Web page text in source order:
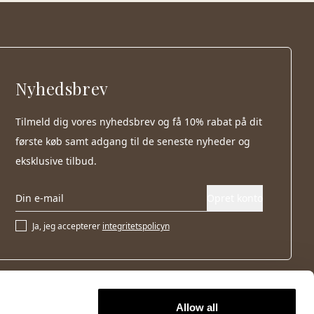
Allow all
Nyhedsbrev
Tilmeld dig vores nyhedsbrev og få 10% rabat på dit
første køb samt adgang til de seneste nyheder og
eksklusive tilbud.
Ja, jeg accepterer integritetspolicyn